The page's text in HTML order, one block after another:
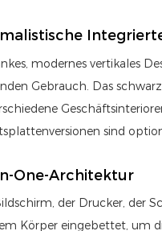
modernes vertikales
Gebrauch. Das
sind
One-Architektur
der Drucker, der
Körper eingebettet, um